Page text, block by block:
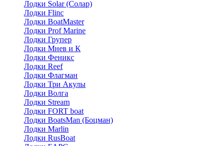
Лодки Solar (Солар)
Лодки Flinc
Лодки BoatMaster
Лодки Prof Marine
Лодки Групер
Лодки Мнев и К
Лодки Феникс
Лодки Reef
Лодки Флагман
Лодки Три Акулы
Лодки Волга
Лодки Stream
Лодки FORT boat
Лодки BoatsMan (Боцман)
Лодки Marlin
Лодки RusBoat